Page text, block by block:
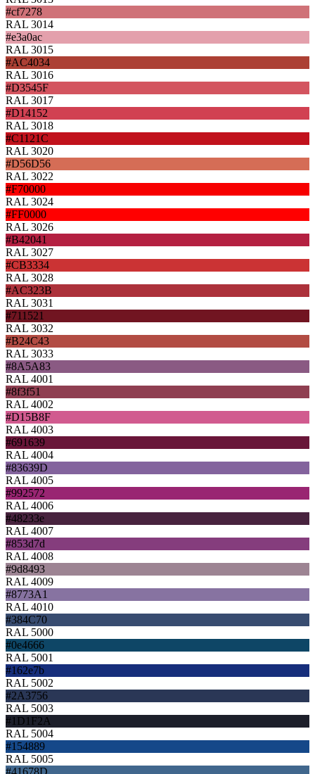
#cf7278
RAL 3014
#e3a0ac
RAL 3015
#AC4034
RAL 3016
#D3545F
RAL 3017
#D14152
RAL 3018
#C1121C
RAL 3020
#D56D56
RAL 3022
#F70000
RAL 3024
#FF0000
RAL 3026
#B42041
RAL 3027
#CB3334
RAL 3028
#AC323B
RAL 3031
#711521
RAL 3032
#B24C43
RAL 3033
#8A5A83
RAL 4001
#8f3f51
RAL 4002
#D15B8F
RAL 4003
#691639
RAL 4004
#83639D
RAL 4005
#992572
RAL 4006
#48233e
RAL 4007
#853d7d
RAL 4008
#9d8493
RAL 4009
#8773A1
RAL 4010
#384C70
RAL 5000
#0e4666
RAL 5001
#162e7b
RAL 5002
#2A3756
RAL 5003
#1D1F2A
RAL 5004
#154889
RAL 5005
#41678D